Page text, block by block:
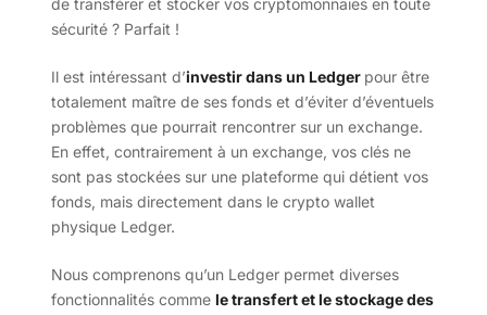
de transférer et stocker vos cryptomonnaies en toute
sécurité ? Parfait !
Il est intéressant d’investir dans un Ledger pour être
totalement maître de ses fonds et d’éviter d’éventuels
problèmes que pourrait rencontrer sur un exchange.
En effet, contrairement à un exchange, vos clés ne
sont pas stockées sur une plateforme qui détient vos
fonds, mais directement dans le crypto wallet
physique Ledger.
Nous comprenons qu’un Ledger permet diverses
fonctionnalités comme le transfert et le stockage des